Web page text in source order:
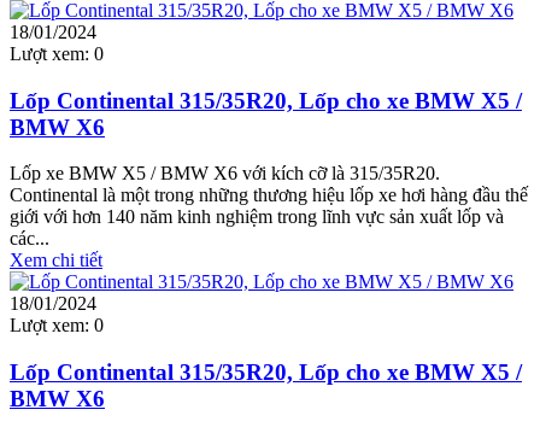
18/01/2024
Lượt xem: 0
Lốp Continental 315/35R20, Lốp cho xe BMW X5 /
BMW X6
Lốp xe BMW X5 / BMW X6 với kích cỡ là 315/35R20.
Continental là một trong những thương hiệu lốp xe hơi hàng đầu thế
giới với hơn 140 năm kinh nghiệm trong lĩnh vực sản xuất lốp và
các...
Xem chi tiết
18/01/2024
Lượt xem: 0
Lốp Continental 315/35R20, Lốp cho xe BMW X5 /
BMW X6